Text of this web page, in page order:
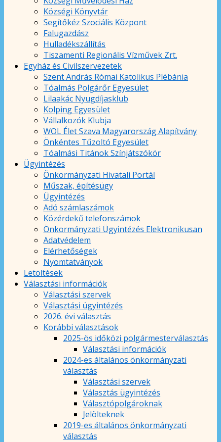
Községi Könyvtár
Segítőkéz Szociális Központ
Falugazdász
Hulladékszállítás
Tiszamenti Regionális Vízművek Zrt.
Egyház és Civilszervezetek
Szent András Római Katolikus Plébánia
Tóalmás Polgárőr Egyesület
Lilaakác Nyugdíjasklub
Kolping Egyesület
Vállalkozók Klubja
WOL Élet Szava Magyarország Alapítvány
Önkéntes Tűzoltó Egyesület
Tóalmási Titánok Színjátszókör
Ügyintézés
Önkormányzati Hivatali Portál
Műszak, építésügy
Ügyintézés
Adó számlaszámok
Közérdekű telefonszámok
Önkormányzati Ügyintézés Elektronikusan
Adatvédelem
Elérhetőségek
Nyomtatványok
Letöltések
Választási információk
Választási szervek
Választási ügyintézés
2026. évi választás
Korábbi választások
2025-ös időközi polgármesterválasztás
Választási információk
2024-es általános önkormányzati
választás
Választási szervek
Választás ügyintézés
Választópolgároknak
Jelölteknek
2019-es általános önkormányzati
választás